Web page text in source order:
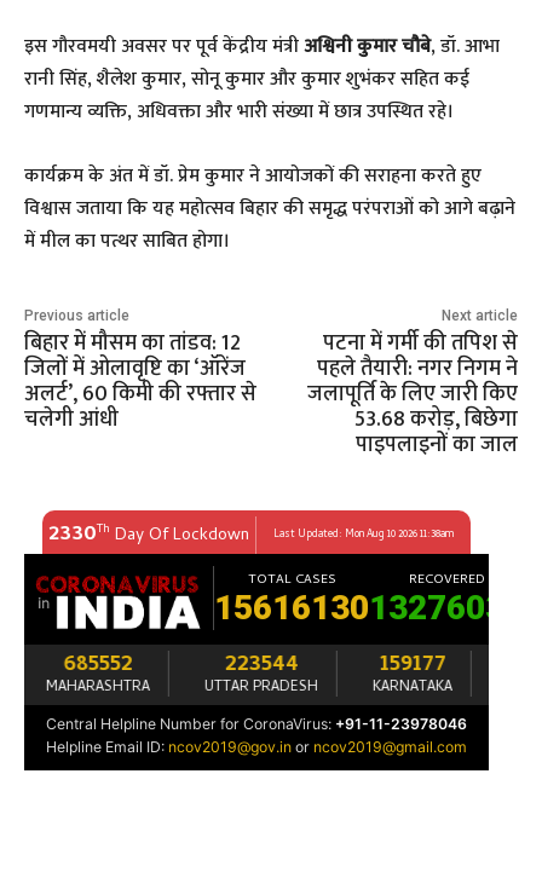
​इस गौरवमयी अवसर पर पूर्व केंद्रीय मंत्रीअश्विनी कुमार चौबे, डॉ. आभा
रानी सिंह, शैलेश कुमार, सोनू कुमार और कुमार शुभंकर सहित कई
गणमान्य व्यक्ति, अधिवक्ता और भारी संख्या में छात्र उपस्थित रहे।
​कार्यक्रम के अंत में डॉ. प्रेम कुमार ने आयोजकों की सराहना करते हुए
विश्वास जताया कि यह महोत्सव बिहार की समृद्ध परंपराओं को आगे बढ़ाने
में मील का पत्थर साबित होगा।
Previous article
बिहार में मौसम का तांडव: 12
जिलों में ओलावृष्टि का ‘ऑरेंज
अलर्ट’, 60 किमी की रफ्तार से
चलेगी आंधी
Next article
पटना में गर्मी की तपिश से
पहले तैयारी: नगर निगम ने
जलापूर्ति के लिए जारी किए
53.68 करोड़, बिछेगा
पाइपलाइनों का जाल